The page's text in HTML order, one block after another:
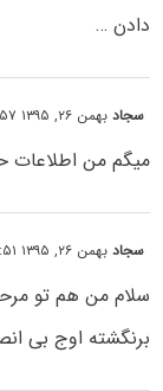
دادن …
سجادبهمن ۲۶, ۱۳۹۵ at ۸:۵۷ ب٫ظ
میگم‌ من اطلاعات
سجادبهمن ۲۶, ۱۳۹۵ at ۸:۵۱ ب٫ظ
سلام من هم تو
برنگشته اوج بی